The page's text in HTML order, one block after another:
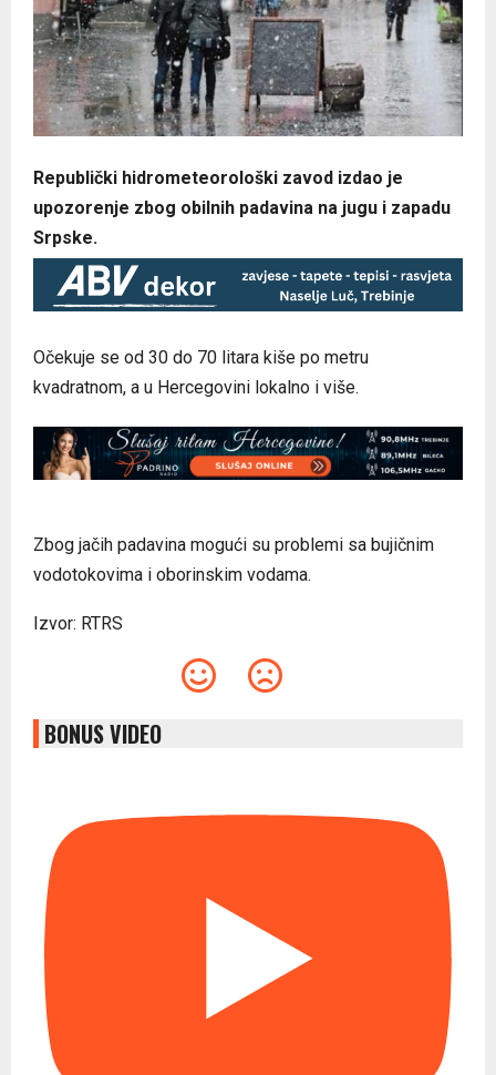
Republički hidrometeorološki zavod izdao je
upozorenje zbog obilnih padavina na jugu i zapadu
Srpske.
Očekuje se od 30 do 70 litara kiše po metru
kvadratnom, a u Hercegovini lokalno i više.
Zbog jačih padavina mogući su problemi sa bujičnim
vodotokovima i oborinskim vodama.
Izvor: RTRS
BONUS VIDEO